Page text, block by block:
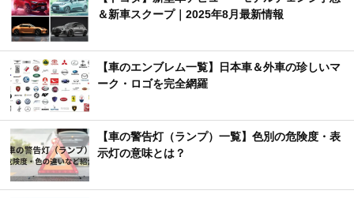
＆新車スクープ｜2025年8月最新情報
【車のエンブレム一覧】日本車＆外車の珍しいマ
ーク・ロゴを完全網羅
【車の警告灯（ランプ）一覧】色別の危険度・表
示灯の意味とは？